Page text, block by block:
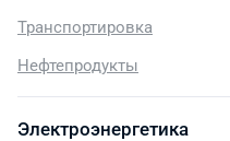
Транспортировка
Нефтепродукты
Электроэнергетика